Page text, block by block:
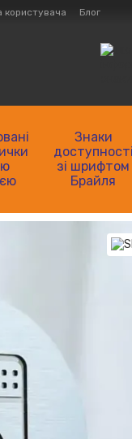
користувача
Блог
Знаки
доступності
зі шрифтом
Брайля